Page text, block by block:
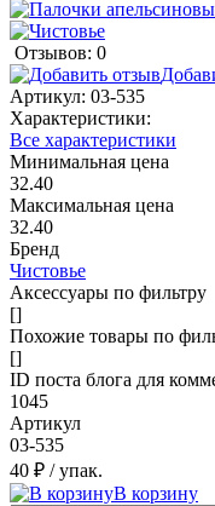
Отзывов: 0
Артикул: 03-535
Характеристики:
Все характеристики
Минимальная цена
32.40
Максимальная цена
32.40
Бренд
Чистовье
Аксессуары по фильтру
[]
Похожие товары по
[]
ID поста блога для
1045
Артикул
03-535
40 ₽ / упак.
В корзину